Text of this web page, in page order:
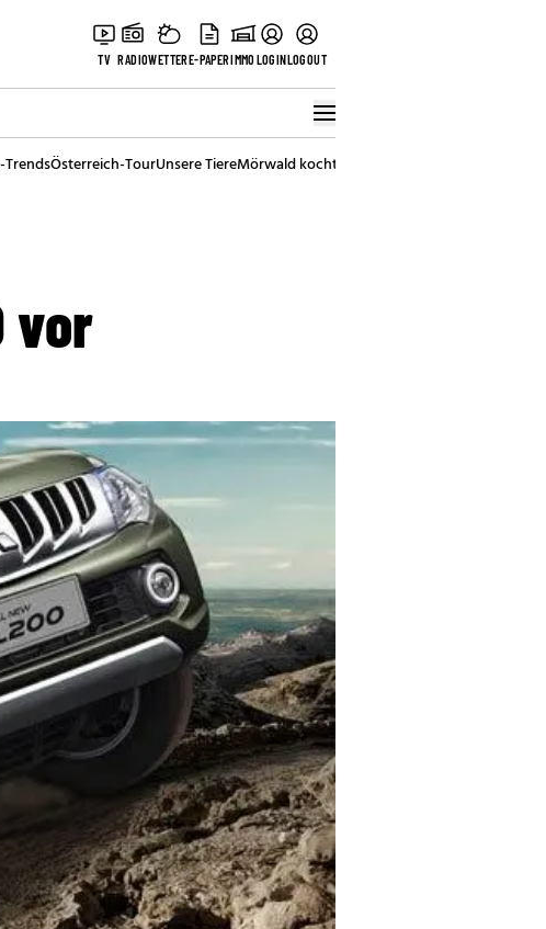
TV RADIOWETTERE-PAPERIMMOLOGINLOGOUT
Österreich-TourUnsere TiereMörwald kocht
vor